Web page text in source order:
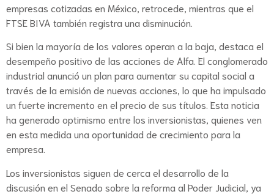
empresas cotizadas en México, retrocede, mientras que el
FTSE BIVA también registra una disminución.
Si bien la mayoría de los valores operan a la baja, destaca el
desempeño positivo de las acciones de Alfa. El conglomerado
industrial anunció un plan para aumentar su capital social a
través de la emisión de nuevas acciones, lo que ha impulsado
un fuerte incremento en el precio de sus títulos. Esta noticia
ha generado optimismo entre los inversionistas, quienes ven
en esta medida una oportunidad de crecimiento para la
empresa.
Los inversionistas siguen de cerca el desarrollo de la
discusión en el Senado sobre la reforma al Poder Judicial, ya